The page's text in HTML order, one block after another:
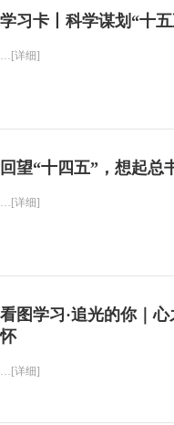
学习卡丨科学谋划“十
…[详细]
回望“十四五”，想起总
…[详细]
看图学习·追光的你｜
怀
…[详细]